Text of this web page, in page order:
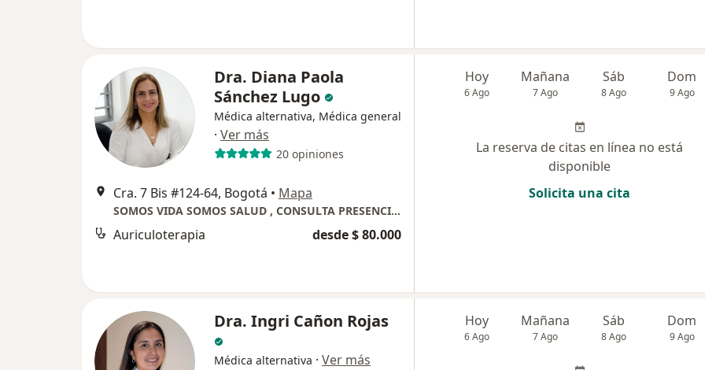
Dra. Diana Paola
Sánchez Lugo
Médica alternativa, Médica general
· Ver más
20 opiniones
Cra. 7 Bis #124-64, Bogotá • Mapa
SOMOS VIDA SOMOS SALUD , CONSULTA PRESENCIAL
Auriculoterapia desde $ 80.000
Hoy
6 Ago
Mañana
7 Ago
Sáb
8 Ago
Dom
9 Ago
La reserva de citas en línea no está
disponible
Solicita una cita
Dra. Ingri Cañon Rojas
Médica alternativa · Ver más
Hoy
6 Ago
Mañana
7 Ago
Sáb
8 Ago
Dom
9 Ago